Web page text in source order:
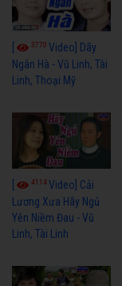
3770 Video] Dãy
Ngân Hà - Vũ Linh, Tài
Linh, Thoại Mỹ
4114Video] Cải
Lương Xưa Hãy Ngủ
Yên Niềm Đau - Vũ
Linh, Tài Linh